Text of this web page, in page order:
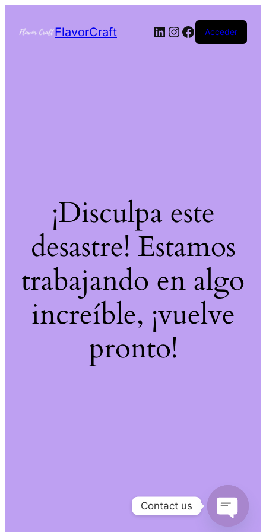
FlavorCraft Acceder
¡Disculpa este
desastre! Estamos
trabajando en algo
increíble, ¡vuelve
pronto!
Contact us